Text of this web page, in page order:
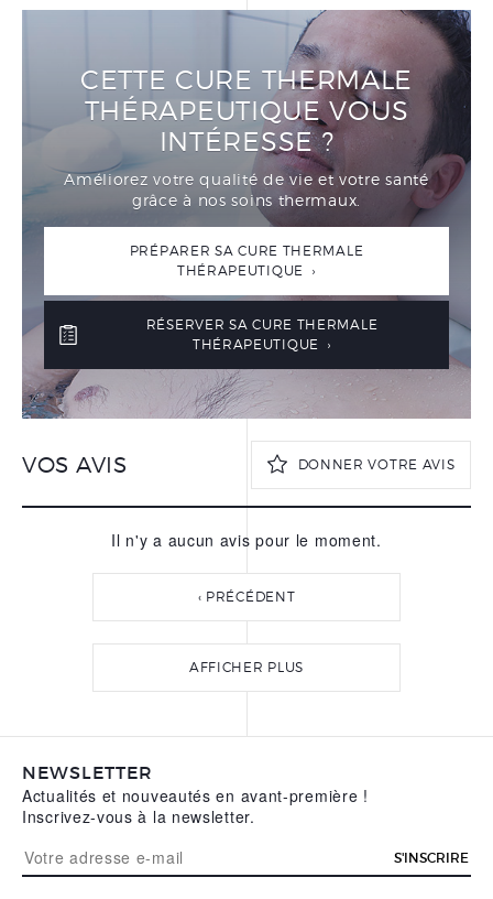
CETTE CURE THERMALE
THÉRAPEUTIQUE VOUS
INTÉRESSE ?
Améliorez votre qualité de vie et votre santé
grâce à nos soins thermaux.
PRÉPARER SA CURE THERMALE
THÉRAPEUTIQUE ›
RÉSERVER SA CURE THERMALE
THÉRAPEUTIQUE ›
VOS AVIS DONNER VOTRE AVIS
VOTRE PRÉNOM*
VOTRE AVIS *
Il n'y a aucun avis pour le moment.
‹ PRÉCÉDENT
AFFICHER PLUS
NEWSLETTER
Actualités et nouveautés en avant-première !
Inscrivez-vous à la newsletter.
S'INSCRIRE